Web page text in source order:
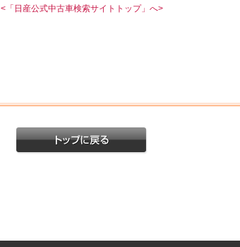
<「日産公式中古車検索サイトトップ」へ>